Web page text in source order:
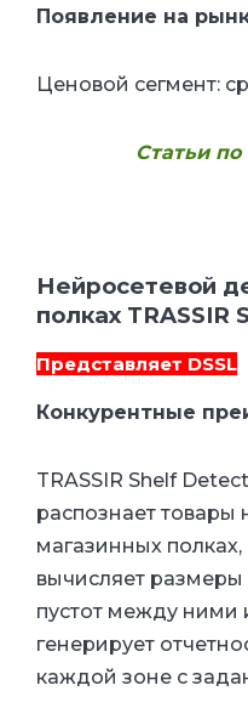
Появление на
Ценовой сегмент:
Статьи
Нейросетевой
полках TRASSIR
Представляет DSSL
Конкурентные
TRASSIR Shelf
распознает товары
магазинных полках,
вычисляет размеры
пустот между ними
генерирует
каждой зоне с